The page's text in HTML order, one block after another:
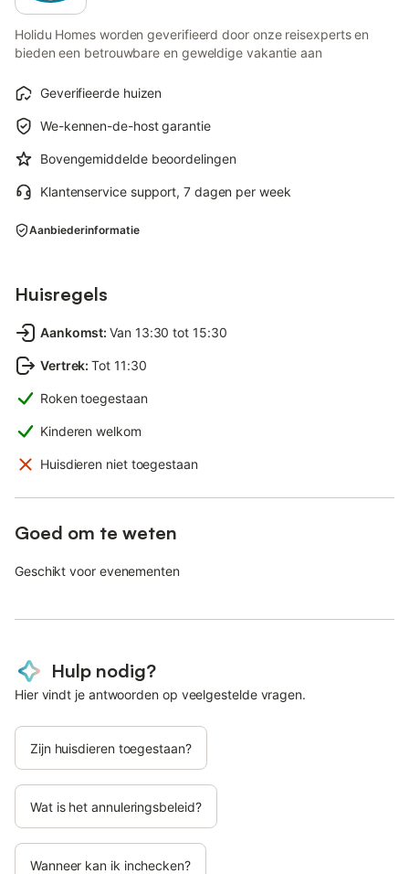
Holidu Homes worden geverifieerd door onze reisexperts en
bieden een betrouwbare en geweldige vakantie aan
Geverifieerde huizen
We-kennen-de-host garantie
Bovengemiddelde beoordelingen
Klantenservice support, 7 dagen per week
Aanbiederinformatie
Huisregels
Aankomst: Van 13:30 tot 15:30
Vertrek: Tot 11:30
Roken toegestaan
Kinderen welkom
Huisdieren niet toegestaan
Goed om te weten
Geschikt voor evenementen
Hulp nodig?
Hier vindt je antwoorden op veelgestelde vragen.
Zijn huisdieren toegestaan?
Wat is het annuleringsbeleid?
Wanneer kan ik inchecken?